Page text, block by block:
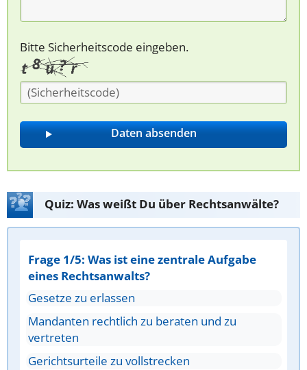
Bitte Sicherheitscode eingeben.
Quiz: Was weißt Du über Rechtsanwälte?
Frage 1/5: Was ist eine zentrale Aufgabe
eines Rechtsanwalts?
Gesetze zu erlassen
Mandanten rechtlich zu beraten und zu
vertreten
Gerichtsurteile zu vollstrecken